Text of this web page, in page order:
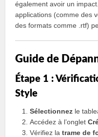
également avoir un
applications (comme des
des formats comme .rtf)
Guide de
Étape 1 :
Style
Sélectionnez le
Accédez à l’onglet
Vérifiez latrame de